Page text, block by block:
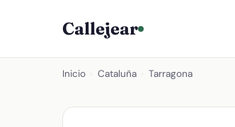
Callejear
Inicio Cataluña Tarragona